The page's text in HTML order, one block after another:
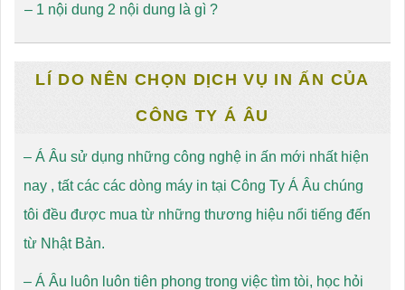
– 1 nội dung 2 nội dung là gì ?
LÍ DO NÊN CHỌN DỊCH VỤ IN ẤN CỦA
CÔNG TY Á ÂU
– Á Âu sử dụng những công nghệ in ấn mới nhất hiện
nay , tất các các dòng máy in tại Công Ty Á Âu chúng
tôi đều được mua từ những thương hiệu nổi tiếng đến
từ Nhật Bản.
– Á Âu luôn luôn tiên phong trong việc tìm tòi, học hỏi